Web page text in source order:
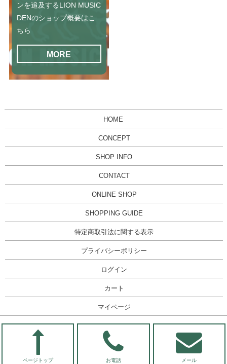
ンを追及するLION MUSIC
DENのショップ概要はこ
ちら
MORE
HOME
CONCEPT
SHOP INFO
CONTACT
ONLINE SHOP
SHOPPING GUIDE
特定商取引法に関する表示
プライバシーポリシー
ログイン
カート
マイページ
ページトップ お電話 メール